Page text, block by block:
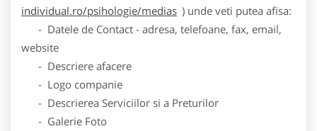
individual.ro/psihologie/medias ) unde veti putea afisa:
- Datele de Contact - adresa, telefoane, fax, email,
website
- Descriere afacere
- Logo companie
- Descrierea Serviciilor si a Preturilor
- Galerie Foto